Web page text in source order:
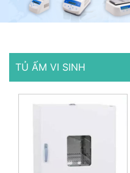
TỦ ẤM VI SINH